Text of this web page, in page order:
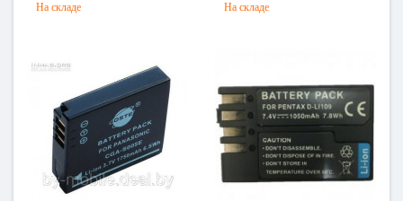
На складе На складе